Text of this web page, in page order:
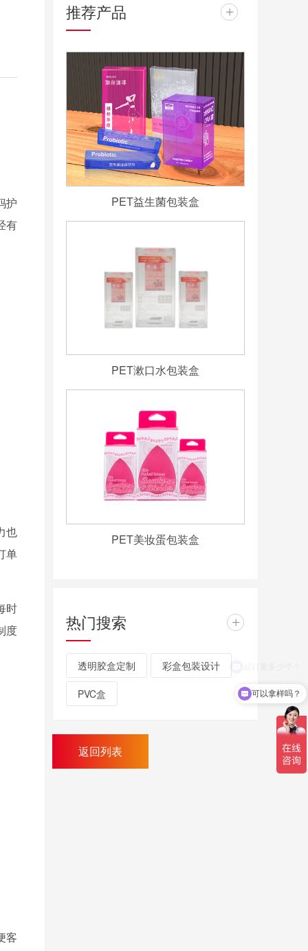
护
有
也
单
时
度
客
推荐产品 +
PET益生菌包装盒
PET漱口水包装盒
PET美妆蛋包装盒
热门搜索 +
透明胶盒定制 彩盒包装设计
PVC盒
返回列表
可以拿样吗？